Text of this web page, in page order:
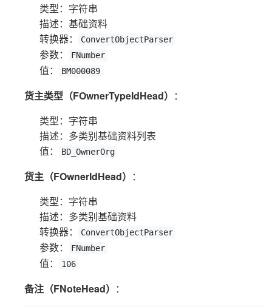
类型：字符串
描述：基础资料
转换器：
ConvertObjectParser
参数： FNumber
值： BM000089
货主类型（FOwnerTypeIdHead） ：
类型：字符串
描述：多类别基础资料列表
值：
BD_OwnerOrg
货主（FOwnerIdHead） ：
类型：字符串
描述：多类别基础资料
转换器：
ConvertObjectParser
参数： FNumber
值： 106
备注（FNoteHead） ：